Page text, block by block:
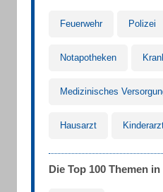
Feuerwehr Polizei
Notapotheken
Medizinisches
Hausarzt
Die Top 100 Themen